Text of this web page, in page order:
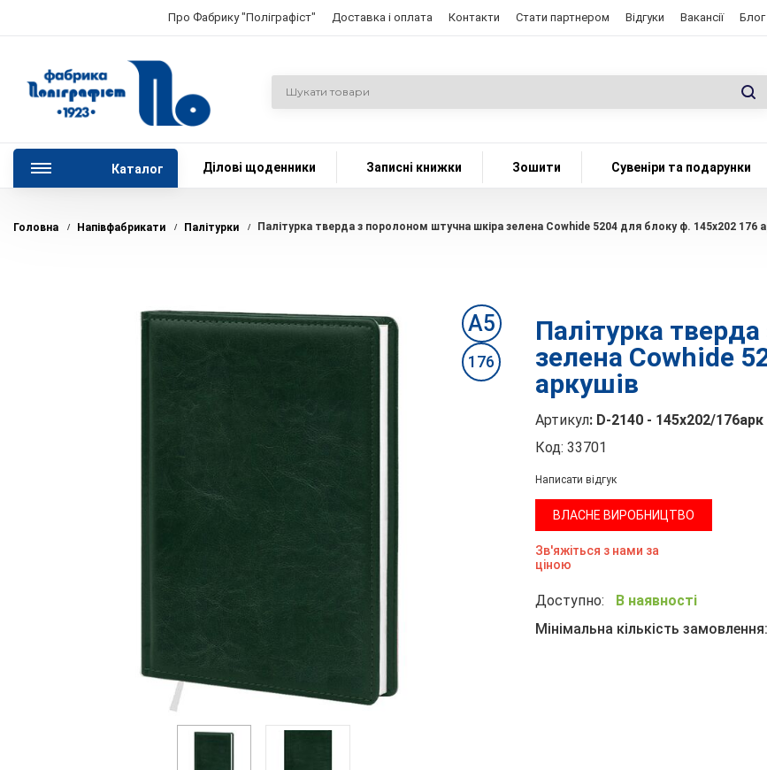
Про Фабрику "Поліграфіст" Доставка і оплата Контакти Стати партнером Відгуки Вакансії Блог
Каталог Ділові щоденники Записні книжки Зошити Сувеніри та подарунки
Головна Напівфабрикати Палітурки Палітурка тверда з поролоном штучна шкіра зелена Cowhide 5204 для блоку ф. 145х202 176
А5
176
Палітурка
зелена Cowhide
аркушів
Артикул: D-2140 - 145х202/176арк
Код: 33701
Написати відгук
ВЛАСНЕ ВИРОБНИЦТВО
Зв'яжіться з нами за
ціною
Доступно:
В наявності
Мінімальна кількість замовлення: